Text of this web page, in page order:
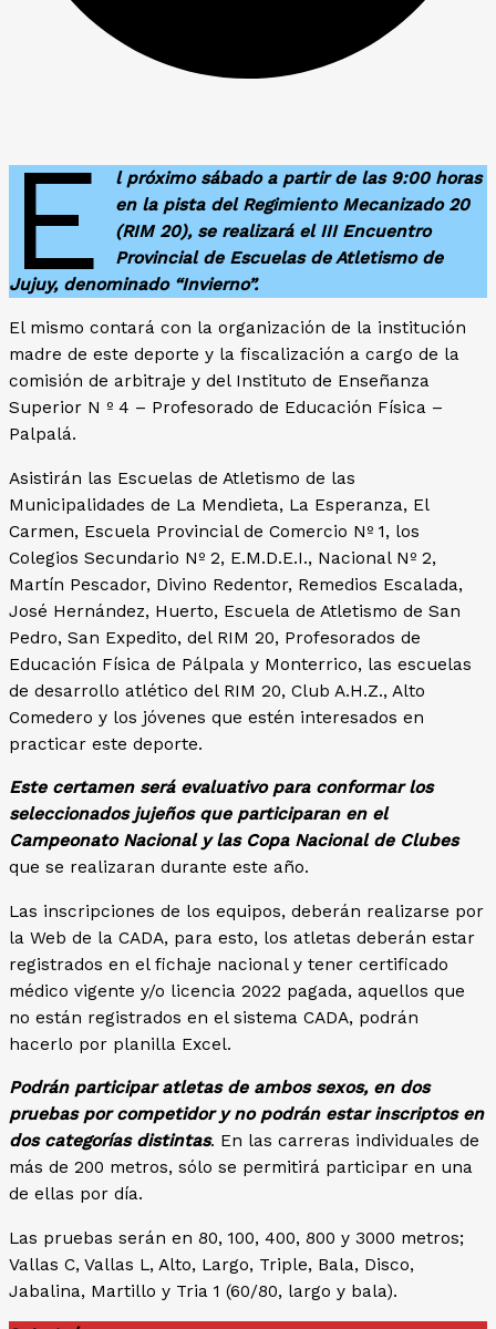
E
l próximo sábado a partir de las 9:00 horas
en la pista del Regimiento Mecanizado 20
(RIM 20), se realizará el III Encuentro
Provincial de Escuelas de Atletismo de
Jujuy, denominado “Invierno”.
El mismo contará con la organización de la institución
madre de este deporte y la fiscalización a cargo de la
comisión de arbitraje y del Instituto de Enseñanza
Superior N º 4 – Profesorado de Educación Física –
Palpalá.
Asistirán las Escuelas de Atletismo de las
Municipalidades de La Mendieta, La Esperanza, El
Carmen, Escuela Provincial de Comercio Nº 1, los
Colegios Secundario Nº 2, E.M.D.E.I., Nacional Nº 2,
Martín Pescador, Divino Redentor, Remedios Escalada,
José Hernández, Huerto, Escuela de Atletismo de San
Pedro, San Expedito, del RIM 20, Profesorados de
Educación Física de Pálpala y Monterrico, las escuelas
de desarrollo atlético del RIM 20, Club A.H.Z., Alto
Comedero y los jóvenes que estén interesados en
practicar este deporte.
Este certamen será evaluativo para conformar los
seleccionados jujeños que participaran en el
Campeonato Nacional y las Copa Nacional de Clubes
que se realizaran durante este año.
Las inscripciones de los equipos, deberán realizarse por
la Web de la CADA, para esto, los atletas deberán estar
registrados en el fichaje nacional y tener certificado
médico vigente y/o licencia 2022 pagada, aquellos que
no están registrados en el sistema CADA, podrán
hacerlo por planilla Excel.
Podrán participar atletas de ambos sexos, en dos
pruebas por competidor y no podrán estar inscriptos en
dos categorías distintas. En las carreras individuales de
más de 200 metros, sólo se permitirá participar en una
de ellas por día.
Las pruebas serán en 80, 100, 400, 800 y 3000 metros;
Vallas C, Vallas L, Alto, Largo, Triple, Bala, Disco,
Jabalina, Martillo y Tria 1 (60/80, largo y bala).